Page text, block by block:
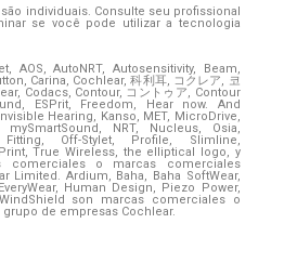
individuais. Consulte seu profissional
se você pode utilizar a tecnologia
AOS, AutoNRT, Autosensitivity, Beam,
Carina, Cochlear, 科利耳, コクレア, 코
Codacs, Contour, コントゥア, Contour
ESPrit, Freedom, Hear now. And
Hearing, Kanso, MET, MicroDrive,
mySmartSound, NRT, Nucleus, Osia,
Off-Stylet, Profile, Slimline,
True Wireless, the elliptical logo, y
comerciales o marcas comerciales
Limited. Ardium, Baha, Baha SoftWear,
Human Design, Piezo Power,
son marcas comerciales o
de empresas Cochlear.